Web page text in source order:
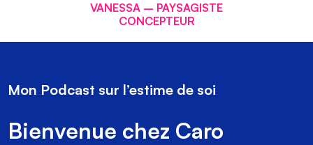
VANESSA – PAYSAGISTE
CONCEPTEUR
Mon Podcast sur l’estime de soi
Bienvenue chez Caro